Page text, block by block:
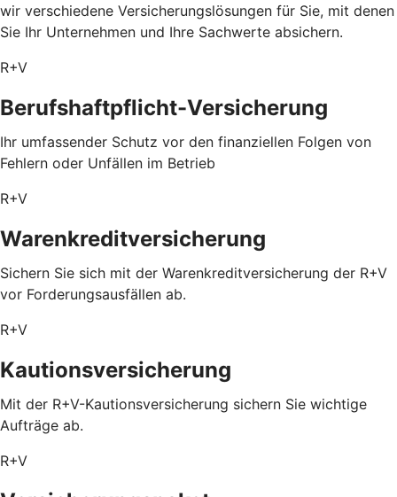
wir verschiedene Versicherungslösungen für Sie, mit denen
Sie Ihr Unternehmen und Ihre Sachwerte absichern.
R+V
Berufshaftpflicht-Versicherung
Ihr umfassender Schutz vor den finanziellen Folgen von
Fehlern oder Unfällen im Betrieb
R+V
Warenkreditversicherung
Sichern Sie sich mit der Warenkreditversicherung der R+V
vor Forderungsausfällen ab.
R+V
Kautionsversicherung
Mit der R+V-Kautionsversicherung sichern Sie wichtige
Aufträge ab.
R+V